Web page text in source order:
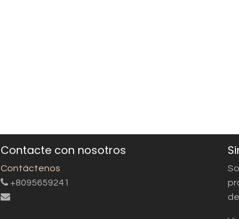
Contacte con nosotros
Contáctenos
+8095659241